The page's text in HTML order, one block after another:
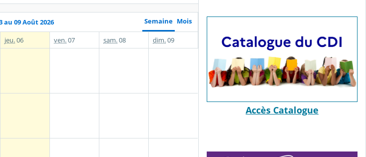
au 09 Août 2026 Semaine Mois
jeu.06 ven.07 sam.08 dim.09
Accès Catalogue